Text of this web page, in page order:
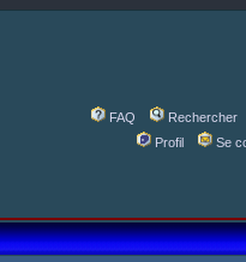
FAQ
Rechercher
Profil
Se